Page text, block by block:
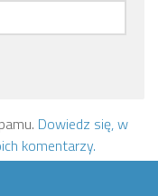
Dowiedz się, w
komentarzy.